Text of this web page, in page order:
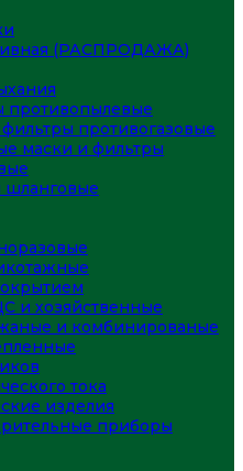
(РАСПРОДАЖА)
противопылевые
противогазовые
маски и фильтры
шланговые
и хозяйственные
и комбинированые
тока
изделия
приборы